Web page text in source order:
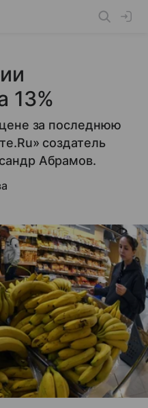
13%
за последнюю
создатель
Абрамов.